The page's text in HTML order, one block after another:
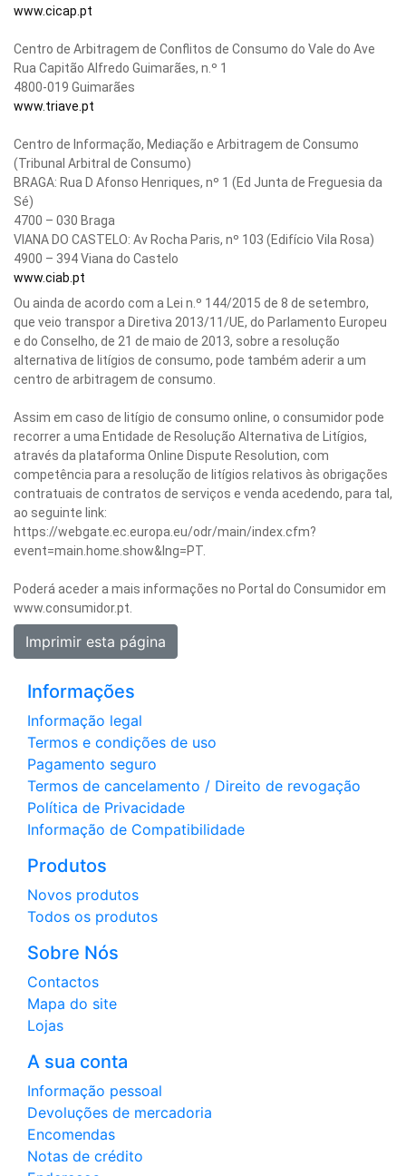
www.cicap.pt
Centro de Arbitragem de Conflitos de Consumo do Vale do Ave
Rua Capitão Alfredo Guimarães, n.º 1
4800-019 Guimarães
www.triave.pt
Centro de Informação, Mediação e Arbitragem de Consumo
(Tribunal Arbitral de Consumo)
BRAGA: Rua D Afonso Henriques, nº 1 (Ed Junta de Freguesia da
Sé)
4700 – 030 Braga
VIANA DO CASTELO: Av Rocha Paris, nº 103 (Edifício Vila Rosa)
4900 – 394 Viana do Castelo
www.ciab.pt
Ou ainda de acordo com a Lei n.º 144/2015 de 8 de setembro,
que veio transpor a Diretiva 2013/11/UE, do Parlamento Europeu
e do Conselho, de 21 de maio de 2013, sobre a resolução
alternativa de litígios de consumo, pode também aderir a um
centro de arbitragem de consumo.
Assim em caso de litígio de consumo online, o consumidor pode
recorrer a uma Entidade de Resolução Alternativa de Litígios,
através da plataforma Online Dispute Resolution, com
competência para a resolução de litígios relativos às obrigações
contratuais de contratos de serviços e venda acedendo, para tal,
ao seguinte link:
https://webgate.ec.europa.eu/odr/main/index.cfm?
event=main.home.show&lng=PT.
Poderá aceder a mais informações no Portal do Consumidor em
www.consumidor.pt.
Informações
Informação legal
Termos e condições de uso
Pagamento seguro
Termos de cancelamento / Direito de revogação
Política de Privacidade
Informação de Compatibilidade
Produtos
Novos produtos
Todos os produtos
Sobre Nós
Contactos
Mapa do site
Lojas
A sua conta
Informação pessoal
Devoluções de mercadoria
Encomendas
Notas de crédito